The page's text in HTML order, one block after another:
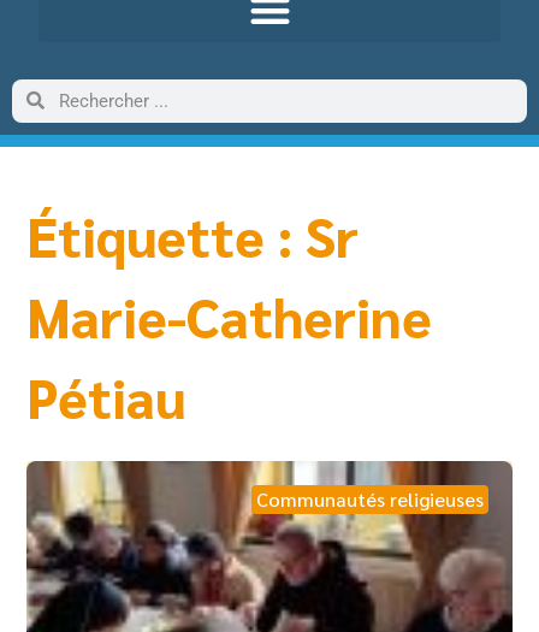
Étiquette : Sr
Marie-Catherine
Pétiau
Communautés religieuses